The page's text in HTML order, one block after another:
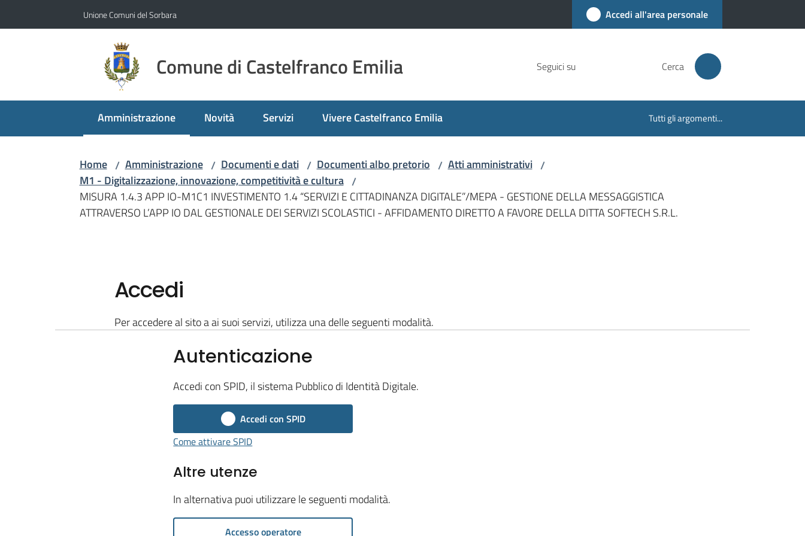
Unione Comuni del Sorbara Accedi all'area personale
Comune di Castelfranco Emilia Seguici su Cerca
Amministrazione
Menu selezionato Novità Servizi Vivere Castelfranco Emilia Tutti gli argomenti...
Home / Amministrazione / Documenti e dati / Documenti albo pretorio / Atti amministrativi /
M1 - Digitalizzazione, innovazione, competitività e cultura /
MISURA 1.4.3 APP IO-M1C1 INVESTIMENTO 1.4 “SERVIZI E CITTADINANZA DIGITALE”/MEPA - GESTIONE DELLA MESSAGGISTICA
ATTRAVERSO L’APP IO DAL GESTIONALE DEI SERVIZI SCOLASTICI - AFFIDAMENTO DIRETTO A FAVORE DELLA DITTA SOFTECH S.R.L.
Accedi
Per accedere al sito a ai suoi servizi, utilizza una delle seguenti modalità.
Autenticazione
Accedi con SPID, il sistema Pubblico di Identità Digitale.
Accedi con SPID
Come attivare SPID
Altre utenze
In alternativa puoi utilizzare le seguenti modalità.
Accesso operatore